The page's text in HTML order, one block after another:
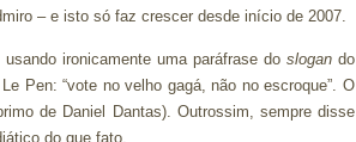
– e isto só faz crescer desde início de 2007.
ironicamente uma paráfrase do slogan do
Pen: “vote no velho gagá, não no escroque”. O
de Daniel Dantas). Outrossim, sempre disse
do que fato.